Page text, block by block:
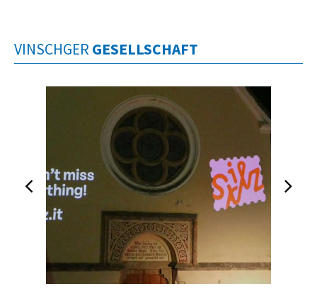
VINSCHGER GESELLSCHAFT